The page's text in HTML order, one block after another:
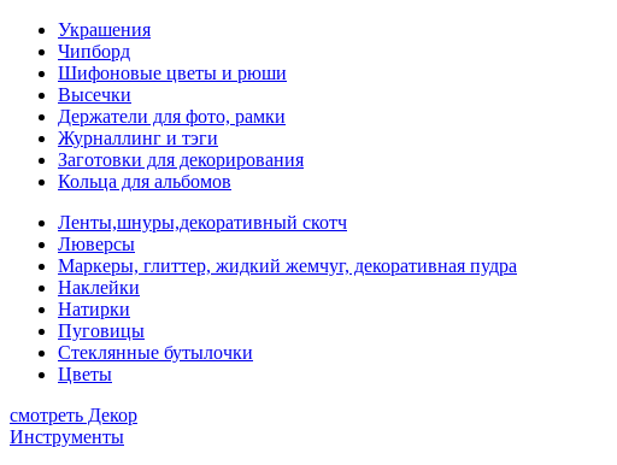
Украшения
Чипборд
Шифоновые цветы и рюши
Высечки
Держатели для фото, рамки
Журналлинг и тэги
Заготовки для декорирования
Кольца для альбомов
Ленты,шнуры,декоративный скотч
Люверсы
Маркеры, глиттер, жидкий жемчуг, декоративная пудра
Наклейки
Натирки
Пуговицы
Стеклянные бутылочки
Цветы
смотреть Декор
Инструменты